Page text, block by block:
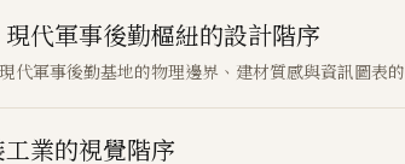
代軍事後勤樞紐的設計階序
代軍事後勤基地的物理邊界、建材質感與資訊圖表
業的視覺階序